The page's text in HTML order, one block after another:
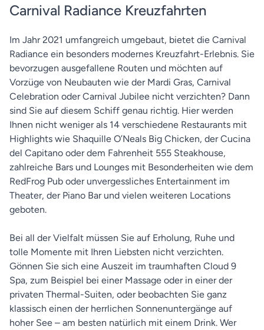
Carnival Radiance Kreuzfahrten
Im Jahr 2021 umfangreich umgebaut, bietet die Carnival
Radiance ein besonders modernes Kreuzfahrt-Erlebnis. Sie
bevorzugen ausgefallene Routen und möchten auf
Vorzüge von Neubauten wie der Mardi Gras, Carnival
Celebration oder Carnival Jubilee nicht verzichten? Dann
sind Sie auf diesem Schiff genau richtig. Hier werden
Ihnen nicht weniger als 14 verschiedene Restaurants mit
Highlights wie Shaquille O’Neals Big Chicken, der Cucina
del Capitano oder dem Fahrenheit 555 Steakhouse,
zahlreiche Bars und Lounges mit Besonderheiten wie dem
RedFrog Pub oder unvergessliches Entertainment im
Theater, der Piano Bar und vielen weiteren Locations
geboten.
Bei all der Vielfalt müssen Sie auf Erholung, Ruhe und
tolle Momente mit Ihren Liebsten nicht verzichten.
Gönnen Sie sich eine Auszeit im traumhaften Cloud 9
Spa, zum Beispiel bei einer Massage oder in einer der
privaten Thermal-Suiten, oder beobachten Sie ganz
klassisch einen der herrlichen Sonnenuntergänge auf
hoher See – am besten natürlich mit einem Drink. Wer